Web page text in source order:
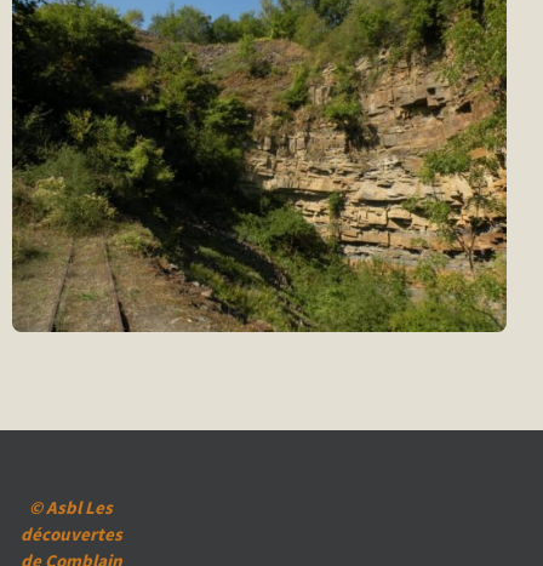
© Asbl Les
découvertes
de Comblain